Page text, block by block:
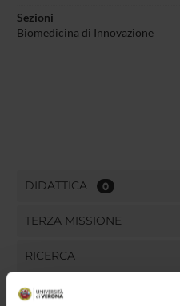
Sezioni
Biomedicina di Innovazione
DIDATTICA 0
TERZA MISSIONE
RICERCA
PROGETTI